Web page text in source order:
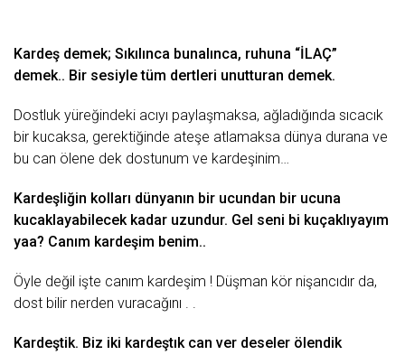
Kardeş demek; Sıkılınca bunalınca, ruhuna “İLAÇ”
demek.. Bir sesiyle tüm dertleri unutturan demek.
Dostluk yüreğindeki acıyı paylaşmaksa, ağladığında sıcacık
bir kucaksa, gerektiğinde ateşe atlamaksa dünya durana ve
bu can ölene dek dostunum ve kardeşinim…
Kardeşliğin kolları dünyanın bir ucundan bir ucuna
kucaklayabilecek kadar uzundur. Gel seni bi kuçaklıyayım
yaa? Canım kardeşim benim..
Öyle değil işte canım kardeşim ! Düşman kör nişancıdır da,
dost bilir nerden vuracağını . .
Kardeştik. Biz iki kardeştık can ver deseler ölendik